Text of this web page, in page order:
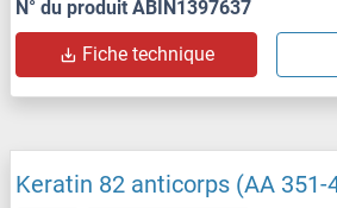
N° du produit ABIN1397637
Fiche technique
Keratin 82 anticorps (AA 351-